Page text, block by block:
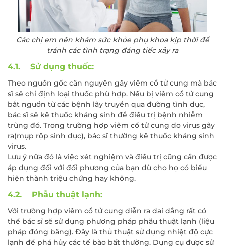
ĐĂNG KÝ KHÁM
Các chị em nên khám sức khỏe phụ khoakịp thời để
tránh các tình trạng đáng tiếc xảy ra
4.1. Sử dụng thuốc:
Theo nguồn gốc căn nguyên gây viêm cổ tử cung mà bác
sĩ sẽ chỉ định loại thuốc phù hợp. Nếu bị viêm cổ tử cung
bắt nguồn từ các bệnh lây truyền qua đường tình dục,
bác sĩ sẽ kê thuốc kháng sinh để điều trị bệnh nhiễm
trùng đó. Trong trường hợp viêm cổ tử cung do virus gây
ra(mụp rộp sinh dục), bác sĩ thường kê thuốc kháng sinh
virus.
Lưu ý nữa đó là việc xét nghiệm và điều trị cũng cần được
áp dụng đối với đối phương của bạn dù cho họ có biểu
hiện thành triệu chứng hay không.
4.2. Phẫu thuật lạnh:
Với trường hợp viêm cổ tử cung diễn ra dai dẳng rất có
thể bác sĩ sẽ sử dụng phương pháp phẫu thuật lạnh (liệu
pháp đóng băng). Đây là thủ thuật sử dụng nhiệt độ cực
lạnh để phá hủy các tế bào bất thường. Dụng cụ được sử